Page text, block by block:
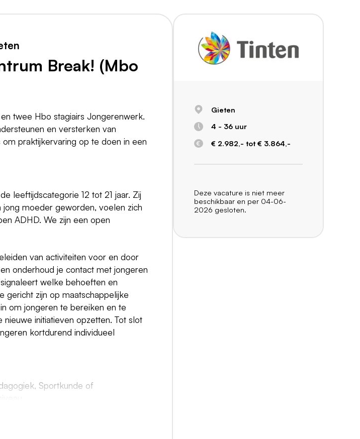
Break! (Mbo
twee Hbo stagiairs Jongerenwerk.
en versterken van
praktijkervaring op te doen in een
leeftijdscategorie 12 tot 21 jaar. Zij
moeder geworden, voelen zich
ADHD. We zijn een open
van activiteiten voor en door
onderhoud je contact met jongeren
welke behoeften en
zijn op maatschappelijke
om jongeren te bereiken en te
initiatieven opzetten. Tot slot
kortdurend individueel
Sportkunde of
Gieten
4 - 36 uur
€ 2.982,- tot € 3.864,-
Deze vacature is niet meer
beschikbaar en per 04-06-
2026 gesloten.